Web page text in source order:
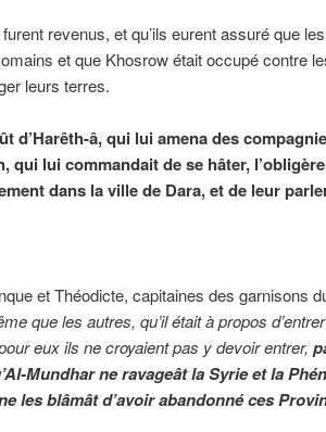
revenus, et qu’ils eurent assuré que
et que Khosrow était occupé contre
leurs terres.
d’Harêth-â, qui lui amena des
qui lui commandait de se hâter,
dans la ville de Dara, et de leur
et Théodicte, capitaines des garnisons
que les autres, qu’il était à propos
eux ils ne croyaient pas y devoir entrer,
Mundhar ne ravageât la Syrie et la
les blâmât d’avoir abandonné ces